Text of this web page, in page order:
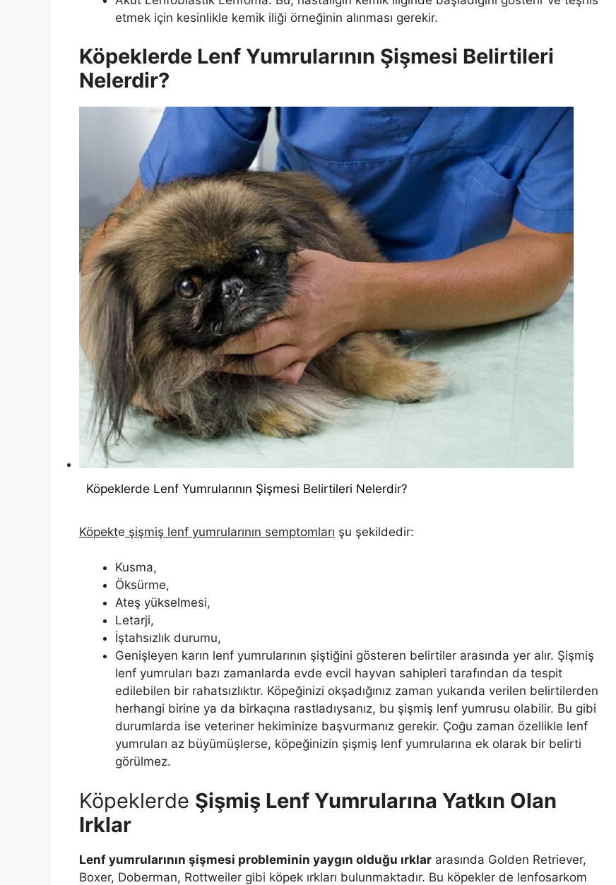
etmek için kesinlikle kemik iliği örneğinin alınması gerekir.
Köpeklerde Lenf Yumrularının Şişmesi Belirtileri
Nelerdir?
Köpeklerde Lenf Yumrularının Şişmesi Belirtileri Nelerdir?
Köpekte şişmiş lenf yumrularının semptomları şu şekildedir:
Kusma,
Öksürme,
Ateş yükselmesi,
Letarji,
İştahsızlık durumu,
Genişleyen karın lenf yumrularının şiştiğini gösteren belirtiler arasında yer alır. Şişmiş
lenf yumruları bazı zamanlarda evde evcil hayvan sahipleri tarafından da tespit
edilebilen bir rahatsızlıktır. Köpeğinizi okşadığınız zaman yukarıda verilen belirtilerden
herhangi birine ya da birkaçına rastladıysanız, bu şişmiş lenf yumrusu olabilir. Bu gibi
durumlarda ise veteriner hekiminize başvurmanız gerekir. Çoğu zaman özellikle lenf
yumruları az büyümüşlerse, köpeğinizin şişmiş lenf yumrularına ek olarak bir belirti
görülmez.
Köpeklerde Şişmiş Lenf Yumrularına Yatkın Olan
Irklar
Lenf yumrularının şişmesi probleminin yaygın olduğu ırklar arasında Golden Retriever,
Boxer, Doberman, Rottweiler gibi köpek ırkları bulunmaktadır. Bu köpekler de lenfosarkom